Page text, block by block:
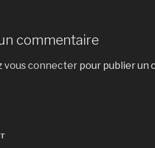
commentaire
vous connecter pour publier un